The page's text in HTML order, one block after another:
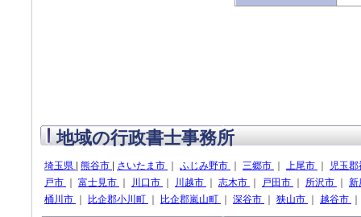
地域の行政書士事務所
埼玉県 熊谷市 さいたま市 ふじみ野市 三郷市 上尾市
児玉
戸市
富士見市 川口市 川越市 志木市 戸田市 所沢市
桶川市
比企郡小川町 比企郡嵐山町 深谷市 狭山市 越谷市